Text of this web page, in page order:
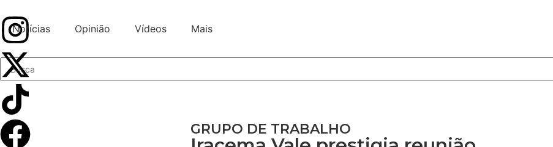
Notícias Opinião Vídeos Mais
GRUPO DE TRABALHO